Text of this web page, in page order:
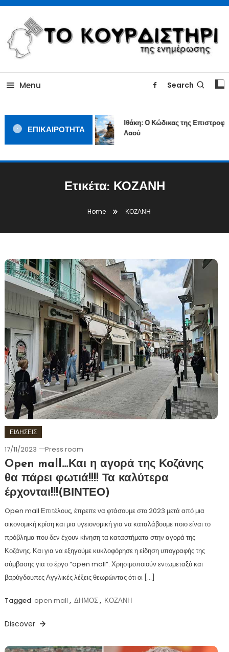
Skip
Content
TOKOURDISTIRI.GR
Menu Search
ΕΠΙΚΑΙΡΟΤΗΤΑ
Ιθάκη: Ο Κώδικας της
Λαού
Ετικέτα: ΚΟΖΑΝΗ
Home ΚΟΖΑΝΗ
ΕΙΔΗΣΕΙΣ
17/11/2023 Press room
Open mall…Και η αγορά της Κοζάνης
θα πάρει φωτιά!!!! Τα καλύτερα
έρχονται!!!(ΒΙΝΤΕΟ)
Open mall Επιτέλους, έπρεπε να φτάσουμε στο 2023 μετά από μια
οικονομική κρίση και μια υγειονομική για να καταλάβουμε ποιο είναι το
πρόβλημα που δεν έχουν κίνηση τα καταστήματα στην αγορά της
Κοζάνης. Και για να εξηγούμε κυκλοφόρησε η είδηση υπογραφής της
σύμβασης για το έργο “open mall”. Χρησιμοποιούν εντωμεταξύ και
βαρύγδουπες Αγγλικές λέξεις θεωρώντας ότι οι […]
Tagged open mall , ΔΗΜΟΣ, ΚΟΖΑΝΗ
Discover